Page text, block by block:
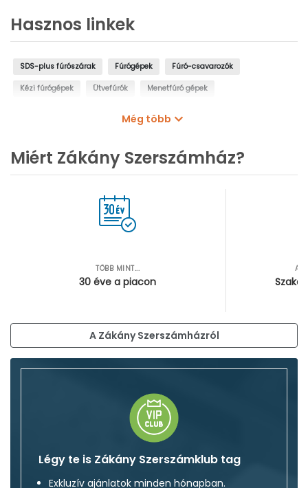
Hasznos linkek
SDS-plus fúrószárak Fúrógépek Fúró-csavarozók
Kézi fúrógépek Ütvefúrók Menetfúró gépek
Még több
Miért Zákány Szerszámház?
TÖBB MINT...
30 éve a piacon
A Zákány Szerszámházról
Légy te is Zákány Szerszámklub tag
Exkluzív ajánlatok minden hónapban.